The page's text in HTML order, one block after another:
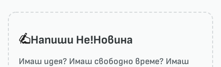
Напиши He!Новина
Имаш идея? Имаш свободно време? Имаш